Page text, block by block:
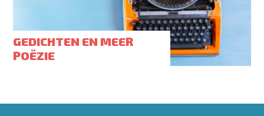
GEDICHTEN EN MEER
POËZIE